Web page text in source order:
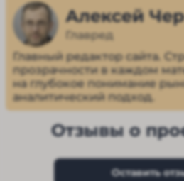
Алексей
Главред
Главный редактор сайта.
прозрачности в каждом
на глубокое понимание
аналитический подход.
Отзывы о
Оставить